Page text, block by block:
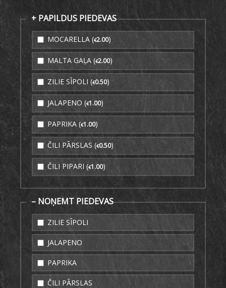
+ PAPILDUS PIEDEVAS
MOCARELLA (€2.00)
MALTA GAĻA (€2.00)
ZILIE SĪPOLI (€0.50)
JALAPENO (€1.00)
PAPRIKA (€1.00)
ČILI PĀRSLAS (€0.50)
ČILI PIPARI (€1.00)
– NOŅEMT PIEDEVAS
ZILIE SĪPOLI
JALAPENO
PAPRIKA
ČILI PĀRSLAS